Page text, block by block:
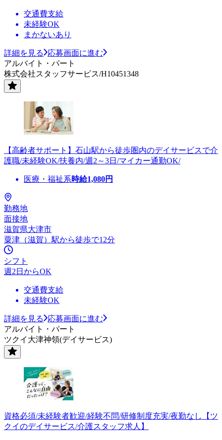
交通費支給
未経験OK
まかないあり
詳細を見る
応募画面に進む
アルバイト・パート
株式会社スタッフサービス/H10451348
【高齢者サポート】石山駅から徒歩圏内のデイサービスで介
護職/未経験OK/扶養内/週2～3日/マイカー通勤OK/
医療・福祉系時給1,080円
勤務地
面接地
滋賀県大津市
粟津（滋賀）駅から徒歩で12分
シフト
週2日からOK
交通費支給
未経験OK
詳細を見る
応募画面に進む
アルバイト・パート
ツクイ大津神領(デイサービス)
資格必須/未経験者歓迎/経験不問/研修制度充実/夜勤なし【ツ
クイのデイサービス/介護スタッフ求人】